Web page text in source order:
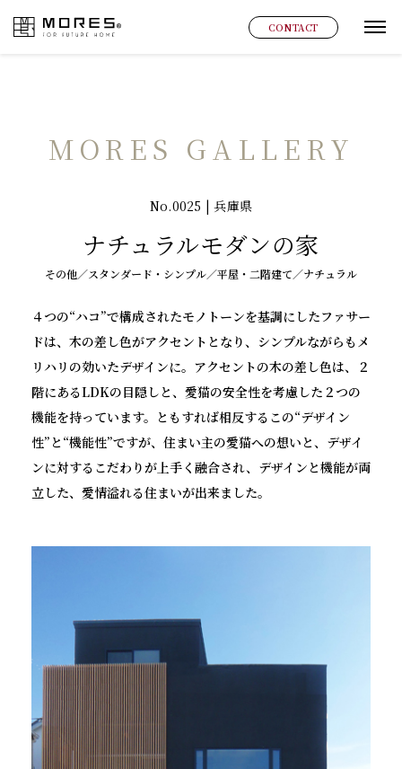
MORES CONTACT グ
MORES GALLERY
No.0025 | 兵庫県
ナチュラルモダンの家
その他／スタンダード・シンプル／平屋・二階建て／ナチュラル
４つの“ハコ”で構成されたモノトーンを基調にしたファサー
ドは、木の差し色がアクセントとなり、シンプルながらもメ
リハリの効いたデザインに。アクセントの木の差し色は、２
階にあるLDKの目隠しと、愛猫の安全性を考慮した２つの
機能を持っています。ともすれば相反するこの“デザイン
性”と“機能性”ですが、住まい主の愛猫への想いと、デザイ
ンに対するこだわりが上手く融合され、デザインと機能が両
立した、愛情溢れる住まいが出来ました。